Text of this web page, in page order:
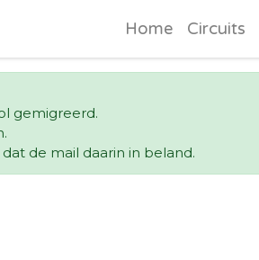
Home Circuits
gemigreerd.
de mail daarin in beland.